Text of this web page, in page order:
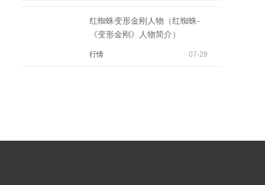
红蜘蛛变形金刚人物（红蜘蛛-
《变形金刚》人物简介）
行情 07-29